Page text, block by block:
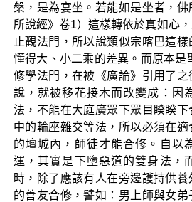
槃，是為宴坐。若能如是坐者，
所說經》卷1）這樣轉依於真如心
止觀法門，所以說類似宗喀巴這
懂得大、小二乘的差異。而原本是
修學法門，在被《廣論》引用了
說，就被移花接木而改變成：因
法，不能在大庭廣眾下眾目睽睽
中的輪座雜交等法，所以必須在
的壇城內，師徒才能合修。自以
運，其實是下墮惡道的雙身法，
時，除了應該有人在旁邊護持供
的善友合修，譬如：男上師與女